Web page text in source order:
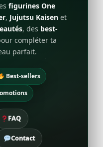
figurines One
, Jujutsu Kaisen et
, des best-
compléter ta
parfait.
Best-sellers
FAQ
Contact